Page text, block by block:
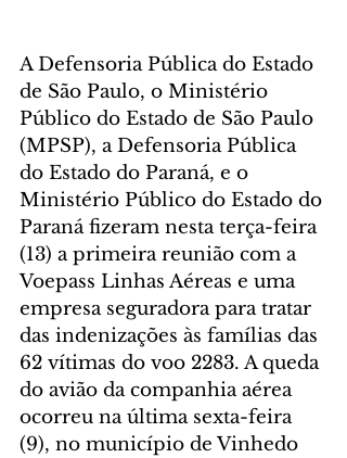
A Defensoria Pública do Estado
de São Paulo, o Ministério
Público do Estado de São Paulo
(MPSP), a Defensoria Pública
do Estado do Paraná, e o
Ministério Público do Estado do
Paraná fizeram nesta terça-feira
(13) a primeira reunião com a
Voepass Linhas Aéreas e uma
empresa seguradora para tratar
das indenizações às famílias das
62 vítimas do voo 2283. A queda
do avião da companhia aérea
ocorreu na última sexta-feira
(9), no município de Vinhedo